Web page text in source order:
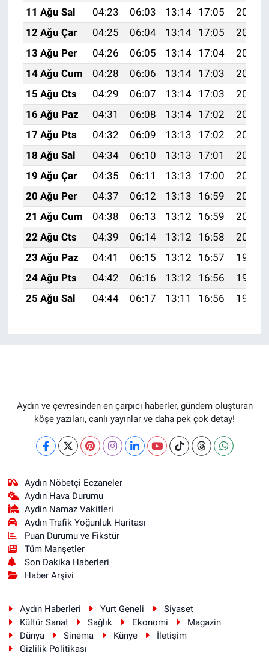
11 Ağu Sal
04:23 06:03 13:14 17:05
20:16
12 Ağu Çar
04:25 06:04 13:14 17:05
20:15
13 Ağu Per
04:26 06:05 13:14 17:04
20:14
14 Ağu Cum
04:28 06:06 13:14 17:03
20:12
15 Ağu Cts
04:29 06:07 13:14 17:03
20:11
16 Ağu Paz
04:31 06:08 13:14 17:02
20:10
17 Ağu Pts
04:32 06:09 13:13 17:02
20:08
18 Ağu Sal
04:34 06:10 13:13 17:01
20:07
19 Ağu Çar
04:35 06:11 13:13 17:00
20:05
20 Ağu Per
04:37 06:12 13:13 16:59
20:04
21 Ağu Cum
04:38 06:13 13:12 16:59
20:02
22 Ağu Cts
04:39 06:14 13:12 16:58
20:01
23 Ağu Paz
04:41 06:15 13:12 16:57
19:59
24 Ağu Pts
04:42 06:16 13:12 16:56
19:58
25 Ağu Sal
04:44 06:17 13:11 16:56 19:56
Aydın ve çevresinden en çarpıcı haberler, gündem oluşturan
köşe yazıları, canlı yayınlar ve daha pek çok detay!
Aydın Nöbetçi Eczaneler
Aydın Hava Durumu
Aydin Namaz Vakitleri
Aydın Trafik Yoğunluk Haritası
Puan Durumu ve Fikstür
Tüm Manşetler
Son Dakika Haberleri
Haber Arşivi
Aydın Haberleri Yurt Geneli
Siyaset
Kültür Sanat
Sağlık Ekonomi
Magazin
Dünya
Sinema Künye
İletişim
Gizlilik Politikası